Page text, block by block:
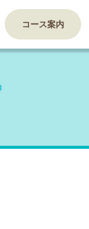
コース案内